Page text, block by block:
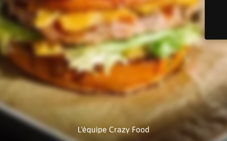
L'équipe Crazy Food